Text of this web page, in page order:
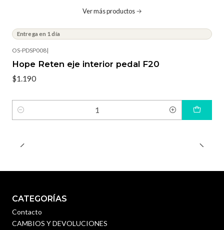
Ver más productos
Entrega en 1 día
OS-PDSP008|
Hope Reten eje interior pedal F20
$1.190
Cantidad
CATEGORÍAS
Contacto
CAMBIOS Y DEVOLUCIONES